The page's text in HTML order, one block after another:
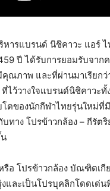
ารแบรนด์ นิชิคาวะ แอร์
ปี ได้รับการยอมรับจ
คุณภาพ และที่ผ่านมาเรีย
ไว้วางใจแบรนด์นิชิคาวะ
ตของนักกีฬาไทยรุ่นใหม่ที่
ทาง โปรข้าวกล้อง – กีรั
อ โปรข้าวกล้อง บัณฑิตเกี
และเป็นโปรบุคลิกโดดเ